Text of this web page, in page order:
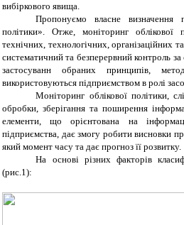
вибіркового явища.
Пропонуємо власне визначення
політики». Отже, моніторинг облікової
технічних, технологічних, організаційних
систематичний та безперервний контроль
застосуванн обраних принципів,
використовуються підприємством в ролі
Моніторинг облікової політики,
обробки, зберігання та поширення
елементи, що орієнтована на
підприємства, дає змогу робити висновки
який момент часу та дає прогноз її розвитку.
На основі різних факторів
(рис.1):